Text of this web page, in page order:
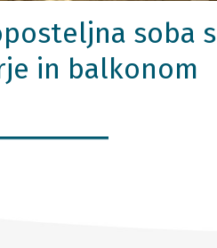
soba
in balkonom